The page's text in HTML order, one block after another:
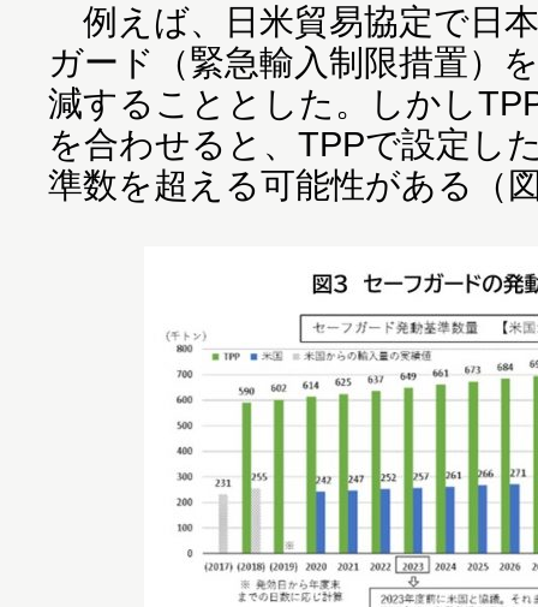
例えば、日米貿易協定で日
ガード（緊急輸入制限措置）
減することとした。しかし
を合わせると、TPPで設定し
準数を超える可能性がある（